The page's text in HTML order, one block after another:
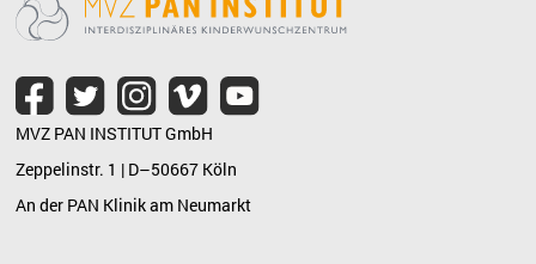
MVZ PAN INSTITUT GmbH
Zeppelinstr. 1 | D–50667 Köln
An der PAN Klinik am Neumarkt